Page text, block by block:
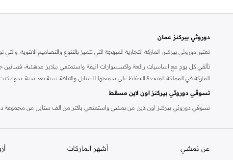
دوروثي بيركنز عمان
تعتبر دوروثي بيركنز، الماركة التجارية المبهجة التي تتميز بالتنوع والتصاميم
تألقي كل يوم مع اساسيات رائعة واكسسوارات انيقة واستمتعي ببلايز مدهشة، فساتين
الماركة في المملكة المتحدة الحفاظ على سمعتها للستايل والاناقة، سنة بعد سنة.
تسوقي دوروثي بيركنز اون لاين مسقط
تسوقي دوروثي بيركنز اون لاين من نمشي واستمتعي باكثر من الف ستايل من مجموعة
عن نمشي أشهر الماركات